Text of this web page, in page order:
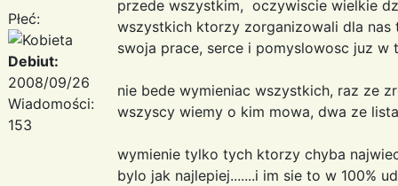
Płeć:
Debiut:
2008/09/26
Wiadomości:
153
przede wszystkim, oczywiscie wielkie
wszystkich ktorzy zorganizowali dla
swoja prace, serce i pomyslowosc juz w
nie bede wymieniac wszystkich, raz ze
wszyscy wiemy o kim mowa, dwa ze
wymienie tylko tych ktorzy chyba
bylo jak najlepiej.......i im sie to w 100%